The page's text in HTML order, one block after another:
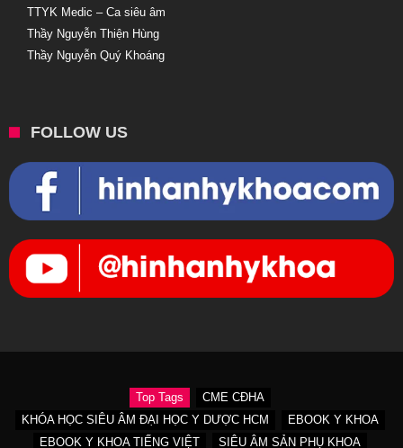
TTYK Medic – Ca siêu âm
Thầy Nguyễn Thiện Hùng
Thầy Nguyễn Quý Khoáng
FOLLOW US
Top Tags
CME CĐHA
KHÓA HỌC SIÊU ÂM ĐẠI HỌC Y DƯỢC HCM
EBOOK Y KHOA
EBOOK Y KHOA TIẾNG VIỆT
SIÊU ÂM SẢN PHỤ KHOA